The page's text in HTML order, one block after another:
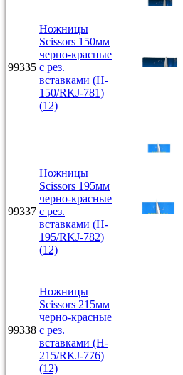
99335
Ножницы
Scissors 150мм
черно-красные
с рез.
вставками (H-
150/RKJ-781)
(12)
99337
Ножницы
Scissors 195мм
черно-красные
с рез.
вставками (H-
195/RKJ-782)
(12)
99338
Ножницы
Scissors 215мм
черно-красные
с рез.
вставками (H-
215/RKJ-776)
(12)